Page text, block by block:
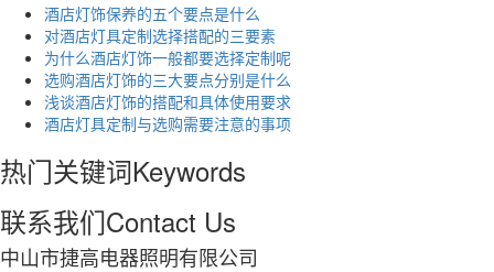
酒店灯饰保养的五个要点是什么
对酒店灯具定制选择搭配的三要素
为什么酒店灯饰一般都要选择定制呢
选购酒店灯饰的三大要点分别是什么
浅谈酒店灯饰的搭配和具体使用要求
酒店灯具定制与选购需要注意的事项
热门关键词Keywords
联系我们Contact Us
中山市捷高电器照明有限公司